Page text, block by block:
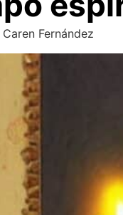
Fernández